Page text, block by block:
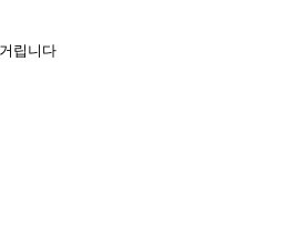
립니다